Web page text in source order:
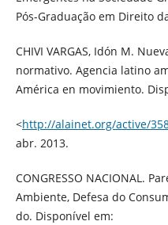
Pós-Graduação em Direito
CHIVI VARGAS, Idón M.
normativo. Agencia latino
América en movimiento.
<http://alainet.org/active/
abr. 2013.
CONGRESSO NACIONAL.
Ambiente, Defesa do
do. Disponível em: